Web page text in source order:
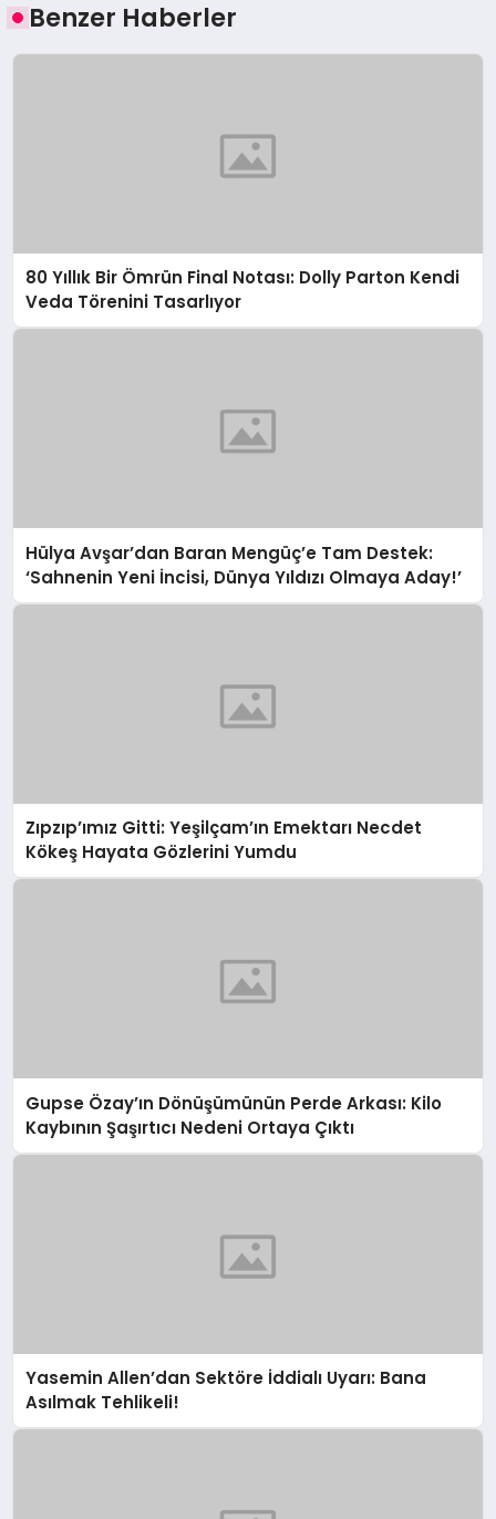
Benzer Haberler
80 Yıllık Bir Ömrün Final Notası: Dolly Parton Kendi
Veda Törenini Tasarlıyor
Hülya Avşar’dan Baran Mengüç’e Tam Destek:
‘Sahnenin Yeni İncisi, Dünya Yıldızı Olmaya Aday!’
Zıpzıp’ımız Gitti: Yeşilçam’ın Emektarı Necdet
Kökeş Hayata Gözlerini Yumdu
Gupse Özay’ın Dönüşümünün Perde Arkası: Kilo
Kaybının Şaşırtıcı Nedeni Ortaya Çıktı
Yasemin Allen’dan Sektöre İddialı Uyarı: Bana
Asılmak Tehlikeli!